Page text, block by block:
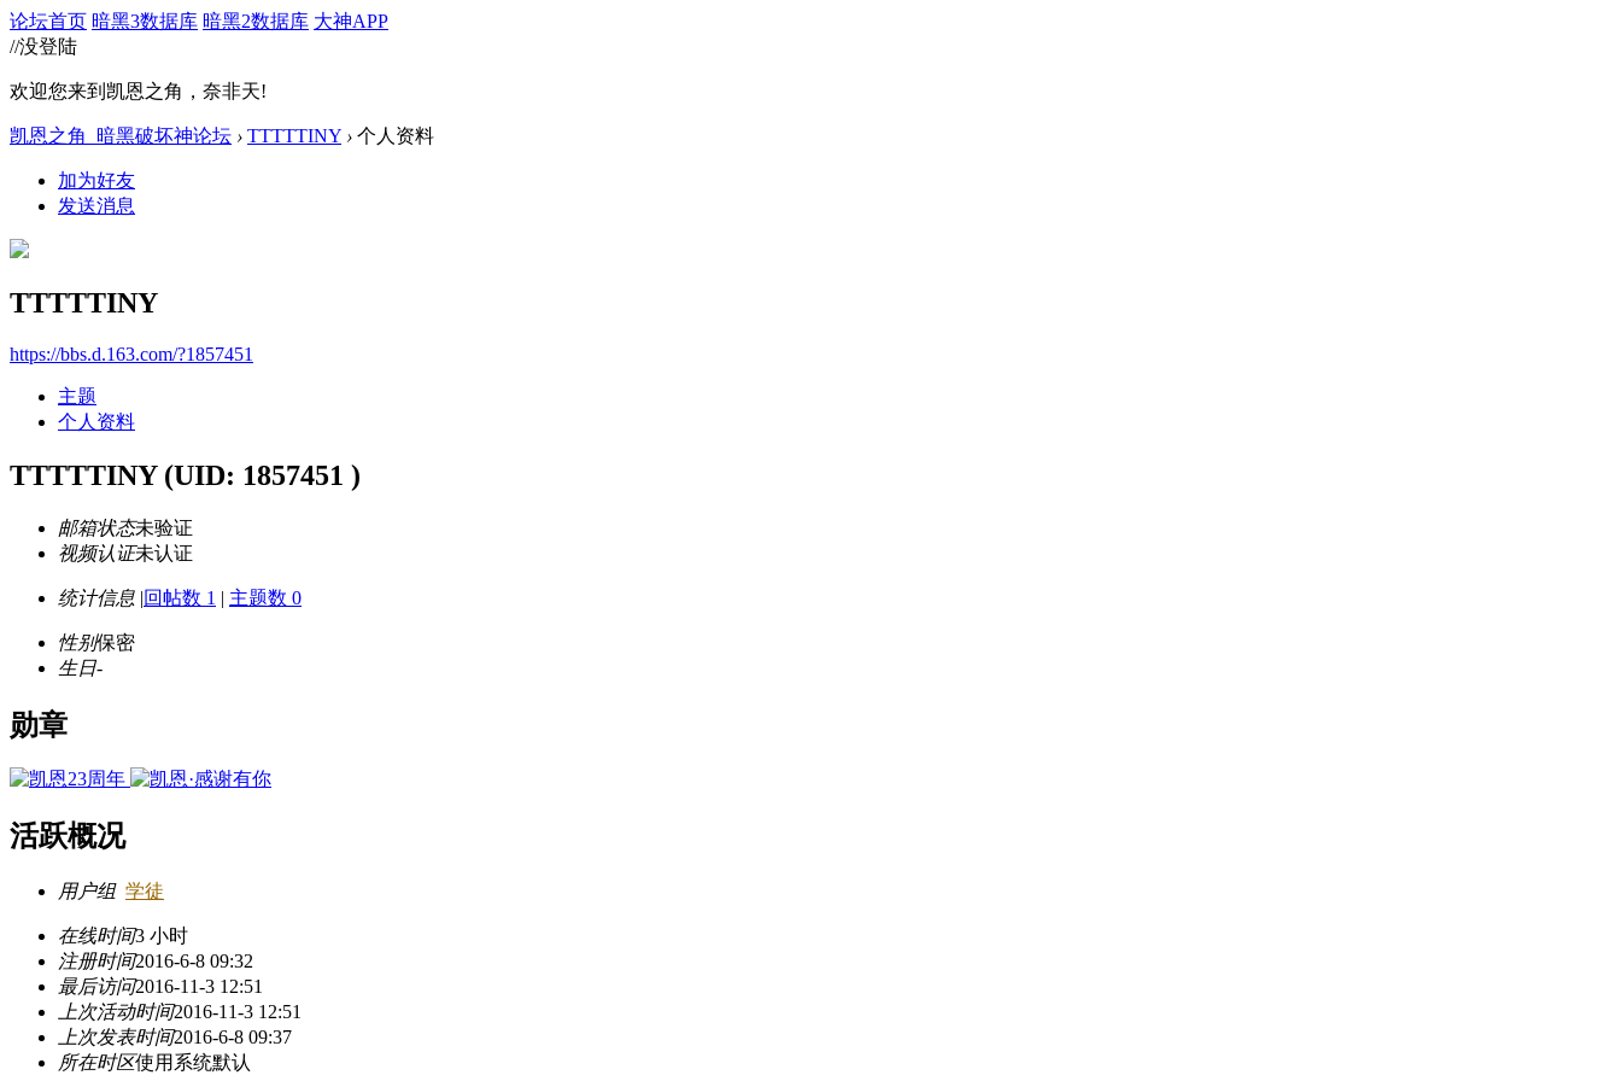
论坛首页 暗黑3数据库 暗黑2数据库 大神APP
//没登陆
欢迎您来到凯恩之角，奈非天!
凯恩之角_暗黑破坏神论坛 › TTTTTINY › 个人资料
加为好友
发送消息
TTTTTINY
https://bbs.d.163.com/?1857451
主题
个人资料
TTTTTINY (UID: 1857451 )
邮箱状态未验证
视频认证未认证
统计信息 |回帖数 1 | 主题数 0
性别保密
生日-
勋章
活跃概况
用户组 学徒
在线时间3 小时
注册时间2016-6-8 09:32
最后访问2016-11-3 12:51
上次活动时间2016-11-3 12:51
上次发表时间2016-6-8 09:37
所在时区使用系统默认